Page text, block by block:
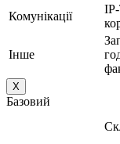
Комунікації
Інше
X
Базовий